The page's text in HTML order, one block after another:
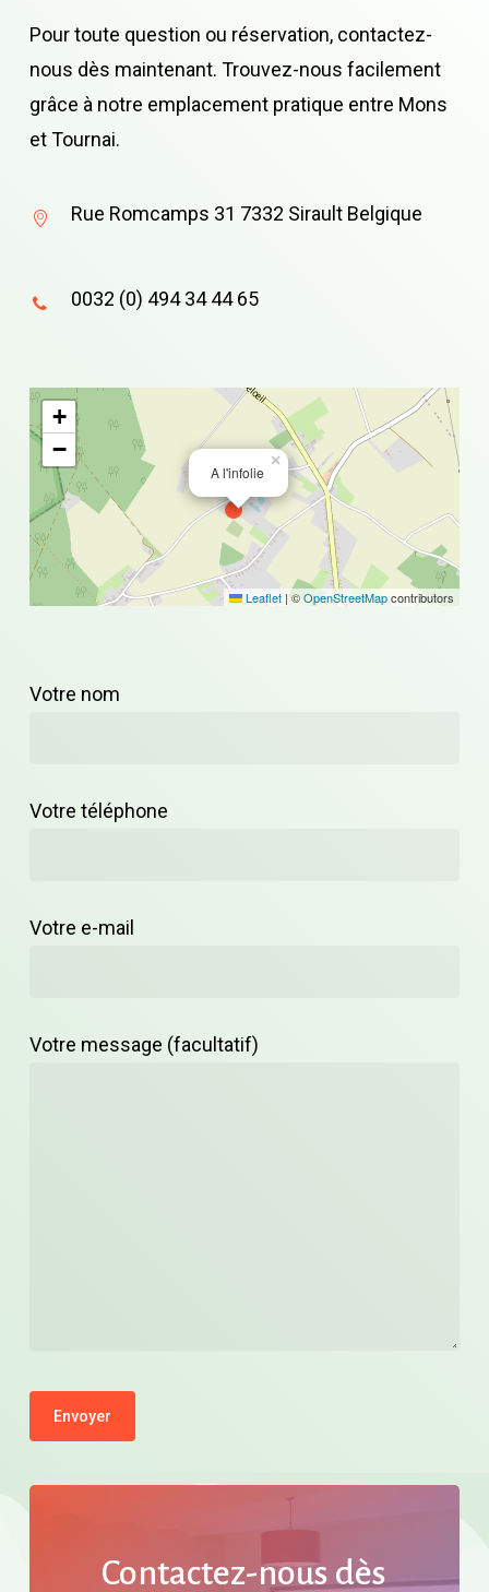
Pour toute question ou réservation, contactez-
nous dès maintenant. Trouvez-nous facilement
grâce à notre emplacement pratique entre Mons
et Tournai.
Rue Romcamps 31 7332 Sirault Belgique
0032 (0) 494 34 44 65
A l'infolie
×
+
−
Leaflet |©OpenStreetMapcontributors
Votre nom
Votre téléphone
Votre e-mail
Votre message (facultatif)
Contactez-nous dès